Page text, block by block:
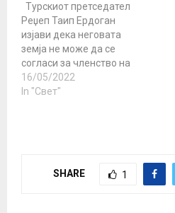
Турскиот претседател
Реџеп Таип Ердоган
изјави дека неговата
земја не може да се
согласи за членство на
Финска и Шведска во
НАТО. „Нема да кажеме
одбиле да го задоволат
16/05/2022
In "Свет"
SHARE 1